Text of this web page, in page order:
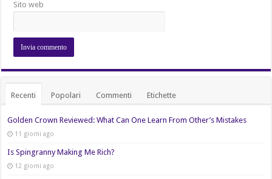
Sito web
Recenti Popolari Commenti Etichette
Golden Crown Reviewed: What Can One Learn From Other’s Mistakes
11 giorni ago
Is Spingranny Making Me Rich?
12 giorni ago